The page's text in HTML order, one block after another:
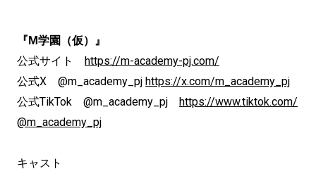
『M学園（仮）』
公式サイト https://m-academy-pj.com/
公式X @m_academy_pj https://x.com/m_academy_pj
公式TikTok @m_academy_pj https://www.tiktok.com/
@m_academy_pj
キャスト